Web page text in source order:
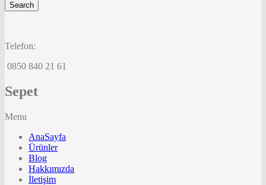
Search
Telefon:
0850 840 21 61
Sepet
Menu
AnaSayfa
Ürünler
Blog
Hakkımızda
İletişim